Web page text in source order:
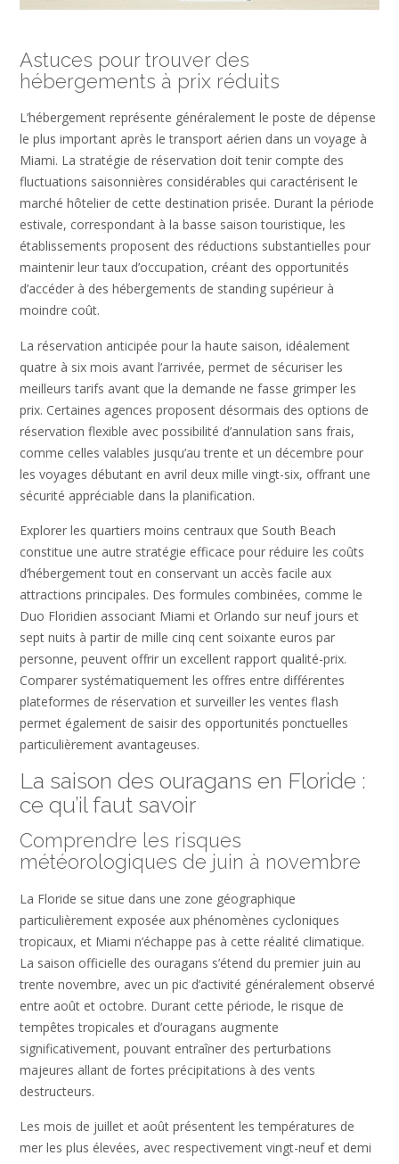
Astuces pour trouver des
hébergements à prix réduits
L’hébergement représente généralement le poste de dépense
le plus important après le transport aérien dans un voyage à
Miami. La stratégie de réservation doit tenir compte des
fluctuations saisonnières considérables qui caractérisent le
marché hôtelier de cette destination prisée. Durant la période
estivale, correspondant à la basse saison touristique, les
établissements proposent des réductions substantielles pour
maintenir leur taux d’occupation, créant des opportunités
d’accéder à des hébergements de standing supérieur à
moindre coût.
La réservation anticipée pour la haute saison, idéalement
quatre à six mois avant l’arrivée, permet de sécuriser les
meilleurs tarifs avant que la demande ne fasse grimper les
prix. Certaines agences proposent désormais des options de
réservation flexible avec possibilité d’annulation sans frais,
comme celles valables jusqu’au trente et un décembre pour
les voyages débutant en avril deux mille vingt-six, offrant une
sécurité appréciable dans la planification.
Explorer les quartiers moins centraux que South Beach
constitue une autre stratégie efficace pour réduire les coûts
d’hébergement tout en conservant un accès facile aux
attractions principales. Des formules combinées, comme le
Duo Floridien associant Miami et Orlando sur neuf jours et
sept nuits à partir de mille cinq cent soixante euros par
personne, peuvent offrir un excellent rapport qualité-prix.
Comparer systématiquement les offres entre différentes
plateformes de réservation et surveiller les ventes flash
permet également de saisir des opportunités ponctuelles
particulièrement avantageuses.
La saison des ouragans en Floride :
ce qu’il faut savoir
Comprendre les risques
météorologiques de juin à novembre
La Floride se situe dans une zone géographique
particulièrement exposée aux phénomènes cycloniques
tropicaux, et Miami n’échappe pas à cette réalité climatique.
La saison officielle des ouragans s’étend du premier juin au
trente novembre, avec un pic d’activité généralement observé
entre août et octobre. Durant cette période, le risque de
tempêtes tropicales et d’ouragans augmente
significativement, pouvant entraîner des perturbations
majeures allant de fortes précipitations à des vents
destructeurs.
Les mois de juillet et août présentent les températures de
mer les plus élevées, avec respectivement vingt-neuf et demi